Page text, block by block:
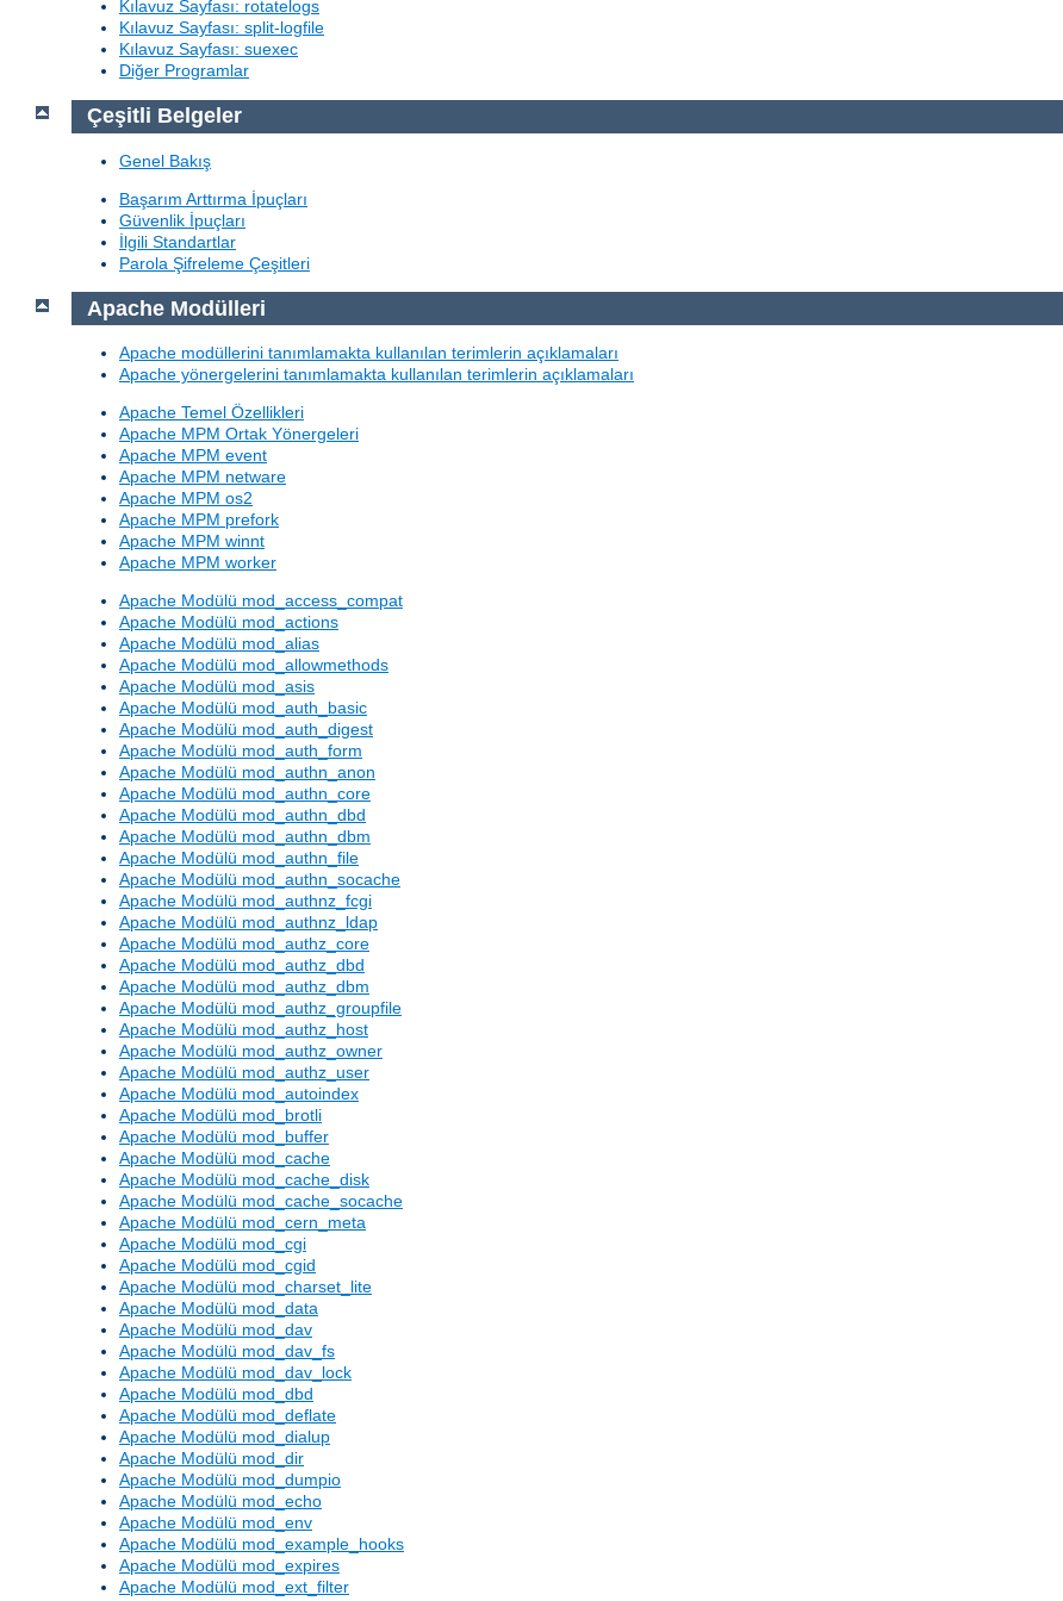
Kılavuz Sayfası: rotatelogs
Kılavuz Sayfası: split-logfile
Kılavuz Sayfası: suexec
Diğer Programlar
Çeşitli Belgeler
Genel Bakış
Başarım Arttırma İpuçları
Güvenlik İpuçları
İlgili Standartlar
Parola Şifreleme Çeşitleri
Apache Modülleri
Apache modüllerini tanımlamakta kullanılan terimlerin açıklamaları
Apache yönergelerini tanımlamakta kullanılan terimlerin açıklamaları
Apache Temel Özellikleri
Apache MPM Ortak Yönergeleri
Apache MPM event
Apache MPM netware
Apache MPM os2
Apache MPM prefork
Apache MPM winnt
Apache MPM worker
Apache Modülü mod_access_compat
Apache Modülü mod_actions
Apache Modülü mod_alias
Apache Modülü mod_allowmethods
Apache Modülü mod_asis
Apache Modülü mod_auth_basic
Apache Modülü mod_auth_digest
Apache Modülü mod_auth_form
Apache Modülü mod_authn_anon
Apache Modülü mod_authn_core
Apache Modülü mod_authn_dbd
Apache Modülü mod_authn_dbm
Apache Modülü mod_authn_file
Apache Modülü mod_authn_socache
Apache Modülü mod_authnz_fcgi
Apache Modülü mod_authnz_ldap
Apache Modülü mod_authz_core
Apache Modülü mod_authz_dbd
Apache Modülü mod_authz_dbm
Apache Modülü mod_authz_groupfile
Apache Modülü mod_authz_host
Apache Modülü mod_authz_owner
Apache Modülü mod_authz_user
Apache Modülü mod_autoindex
Apache Modülü mod_brotli
Apache Modülü mod_buffer
Apache Modülü mod_cache
Apache Modülü mod_cache_disk
Apache Modülü mod_cache_socache
Apache Modülü mod_cern_meta
Apache Modülü mod_cgi
Apache Modülü mod_cgid
Apache Modülü mod_charset_lite
Apache Modülü mod_data
Apache Modülü mod_dav
Apache Modülü mod_dav_fs
Apache Modülü mod_dav_lock
Apache Modülü mod_dbd
Apache Modülü mod_deflate
Apache Modülü mod_dialup
Apache Modülü mod_dir
Apache Modülü mod_dumpio
Apache Modülü mod_echo
Apache Modülü mod_env
Apache Modülü mod_example_hooks
Apache Modülü mod_expires
Apache Modülü mod_ext_filter